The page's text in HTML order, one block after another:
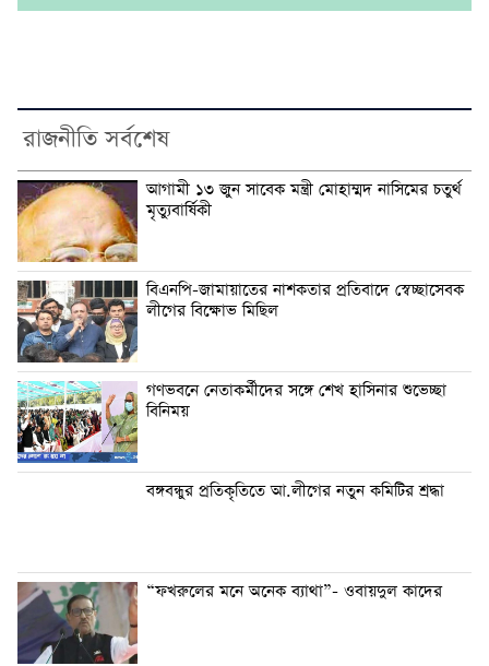
রাজনীতি সর্বশেষ
আগামী ১৩ জুন সাবেক মন্ত্রী মোহাম্মদ নাসিমের চতুর্থ
মৃত্যুবার্ষিকী
বিএনপি-জামায়াতের নাশকতার প্রতিবাদে স্বেচ্ছাসেবক
লীগের বিক্ষোভ মিছিল
গণভবনে নেতাকর্মীদের সঙ্গে শেখ হাসিনার শুভেচ্ছা
বিনিময়
বঙ্গবন্ধুর প্রতিকৃতিতে আ.লীগের নতুন কমিটির শ্রদ্ধা
“ফখরুলের মনে অনেক ব্যাথা”- ওবায়দুল কাদের